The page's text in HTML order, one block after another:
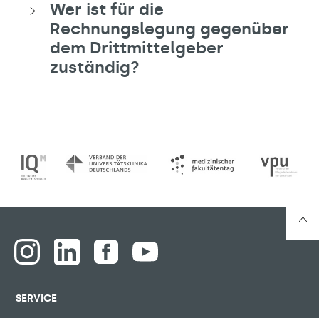
Wer ist für die
Rechnungslegung gegenüber
dem Drittmittelgeber
zuständig?
SERVICE